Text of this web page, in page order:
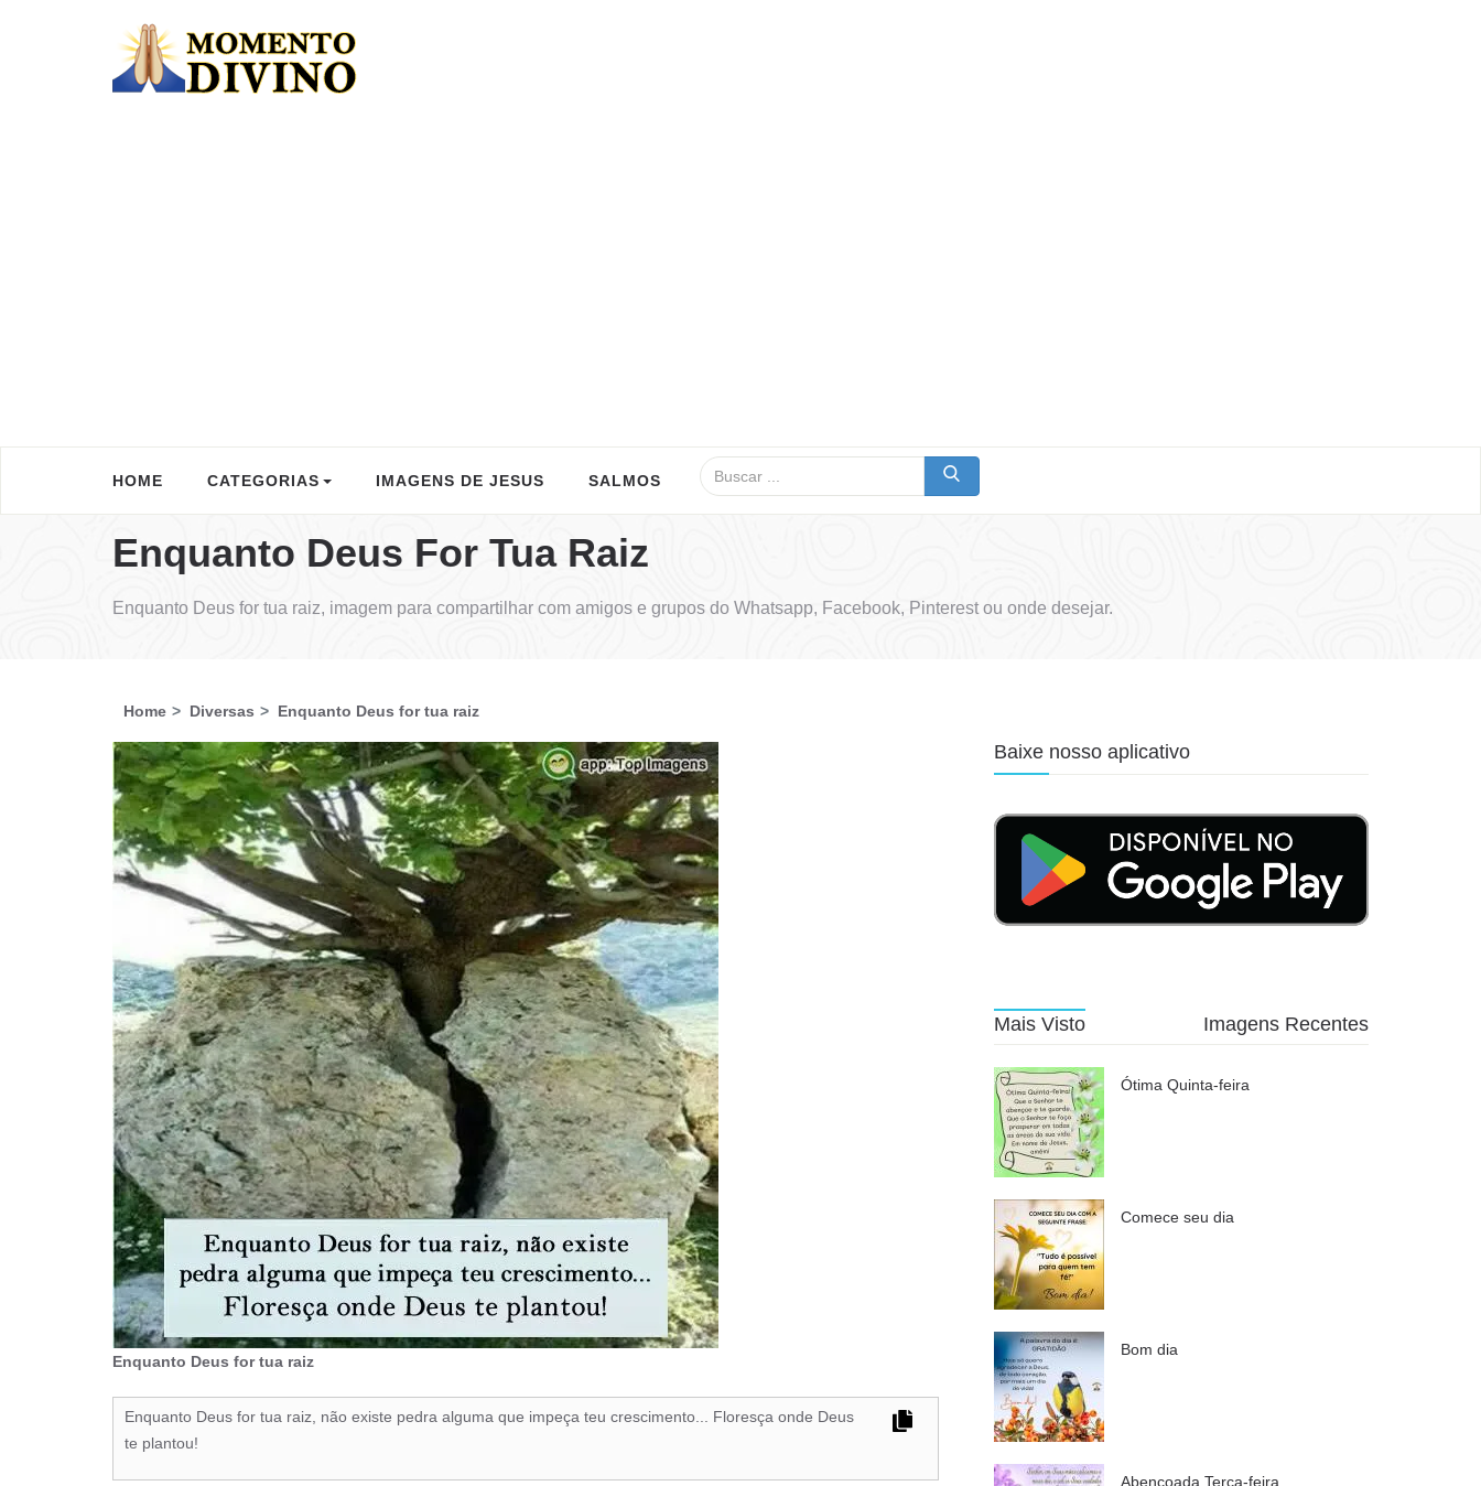
HOME CATEGORIAS IMAGENS DE JESUS SALMOS
Enquanto Deus For Tua Raiz
Enquanto Deus for tua raiz, imagem para compartilhar com amigos e grupos do Whatsapp, Facebook, Pinterest ou onde desejar.
Home Diversas Enquanto Deus for tua raiz
Enquanto Deus for tua raiz
Enquanto Deus for tua raiz, não existe pedra alguma que impeça teu crescimento... Floresça onde Deus
te plantou!
Baixe nosso aplicativo
Mais Visto Imagens Recentes
Ótima Quinta-feira
Comece seu dia
Bom dia
Abençoada Terça-feira